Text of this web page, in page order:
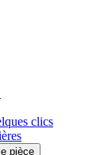
clics
pièce